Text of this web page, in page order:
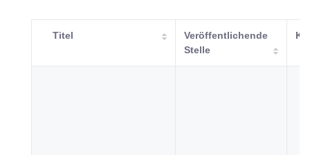
Titel
Veröffentlichende
Stelle